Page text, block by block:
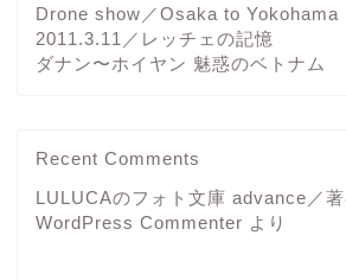
Drone show／Osaka to Yokohama
2011.3.11／レッチェの記憶
ダナン〜ホイヤン 魅惑のベトナム
Recent Comments
LULUCAのフォト文庫 advance／
WordPress Commenter より